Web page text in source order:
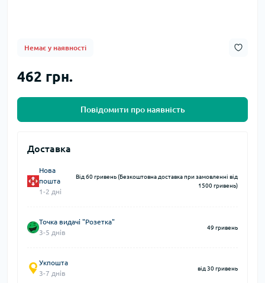
Немає у наявності
462 грн.
Повідомити про наявність
Доставка
Нова
пошта
1-2 дні
Від 60 гривень (Безкоштовна доставка при замовленні від
1500 гривень)
Точка видачі "Розетка"
3-5 днів
49 гривень
Укпошта
3-7 днів
від 30 гривень